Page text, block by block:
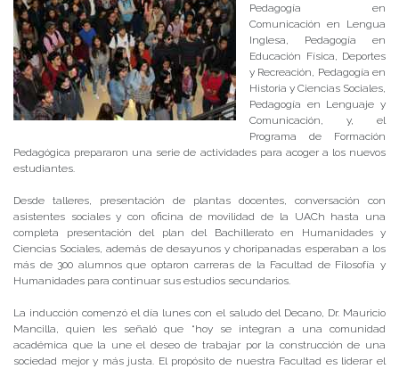
Pedagogía en
Comunicación en Lengua
Inglesa, Pedagogía en
Educación Física, Deportes
y Recreación, Pedagogía en
Historia y Ciencias Sociales,
Pedagogía en Lenguaje y
Comunicación, y, el
Programa de Formación
Pedagógica prepararon una serie de actividades para acoger a los nuevos
estudiantes.
Desde talleres, presentación de plantas docentes, conversación con
asistentes sociales y con oficina de movilidad de la UACh hasta una
completa presentación del plan del Bachillerato en Humanidades y
Ciencias Sociales, además de desayunos y choripanadas esperaban a los
más de 300 alumnos que optaron carreras de la Facultad de Filosofía y
Humanidades para continuar sus estudios secundarios.
La inducción comenzó el día lunes con el saludo del Decano, Dr. Mauricio
Mancilla, quien les señaló que “hoy se integran a una comunidad
académica que la une el deseo de trabajar por la construcción de una
sociedad mejor y más justa. El propósito de nuestra Facultad es liderar el